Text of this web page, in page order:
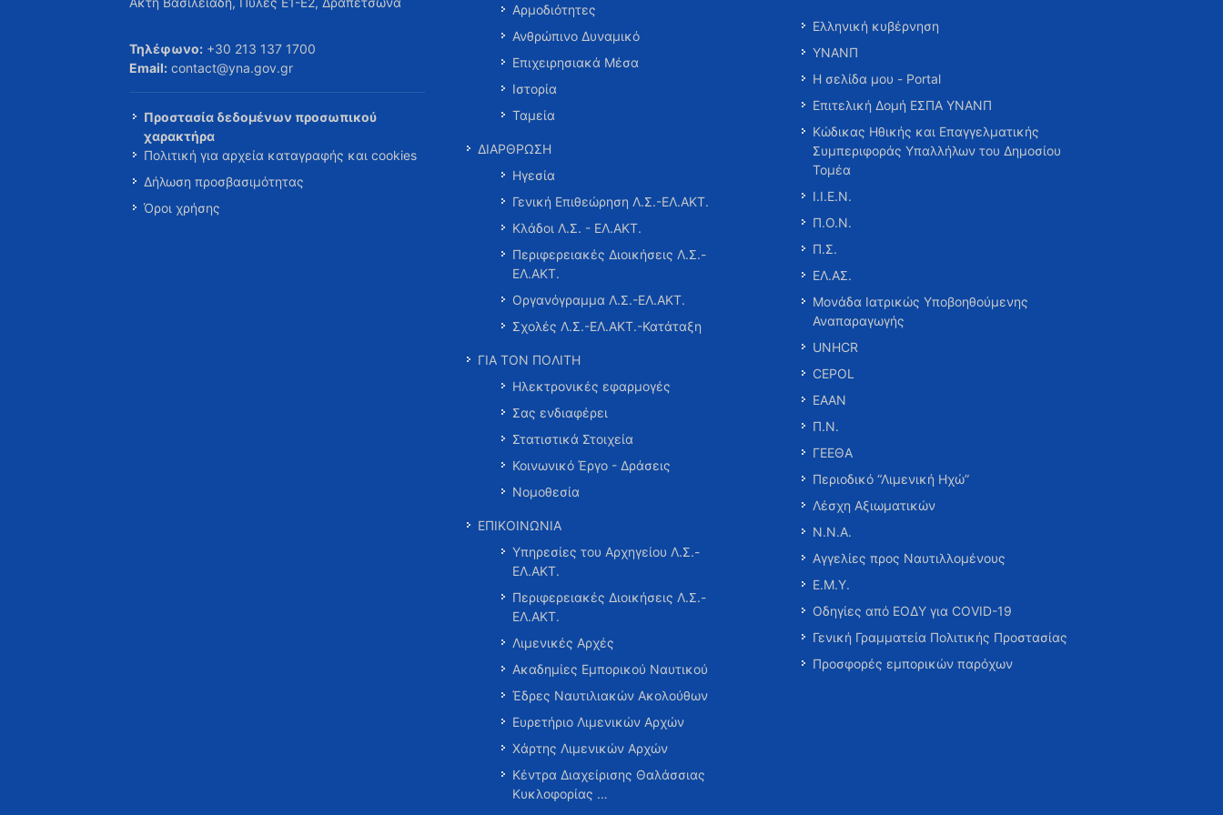
Τηλέφωνο: +30 213 137 1700
Email: contact@yna.gov.gr
Προστασία δεδομένων προσωπικού
χαρακτήρα
Πολιτική για αρχεία καταγραφής και cookies
Δήλωση προσβασιμότητας
Όροι χρήσης
Αρμοδιότητες
Ανθρώπινο Δυναμικό
Επιχειρησιακά Μέσα
Ιστορία
Ταμεία
ΔΙΑΡΘΡΩΣΗ
Ηγεσία
Γενική Επιθεώρηση Λ.Σ.-ΕΛ.ΑΚΤ.
Κλάδοι Λ.Σ. - ΕΛ.ΑΚΤ.
Περιφερειακές Διοικήσεις Λ.Σ.-
ΕΛ.ΑΚΤ.
Οργανόγραμμα Λ.Σ.-ΕΛ.ΑΚΤ.
Σχολές Λ.Σ.-ΕΛ.ΑΚΤ.-Κατάταξη
ΓΙΑ ΤΟΝ ΠΟΛΙΤΗ
Ηλεκτρονικές εφαρμογές
Σας ενδιαφέρει
Στατιστικά Στοιχεία
Κοινωνικό Έργο - Δράσεις
Νομοθεσία
ΕΠΙΚΟΙΝΩΝΙΑ
Υπηρεσίες του Αρχηγείου Λ.Σ.-
ΕΛ.ΑΚΤ.
Περιφερειακές Διοικήσεις Λ.Σ.-
ΕΛ.ΑΚΤ.
Λιμενικές Αρχές
Ακαδημίες Εμπορικού Ναυτικού
Έδρες Ναυτιλιακών Ακολούθων
Ευρετήριο Λιμενικών Αρχών
Χάρτης Λιμενικών Αρχών
Κέντρα Διαχείρισης Θαλάσσιας
Κυκλοφορίας …
Ελληνική κυβέρνηση
ΥΝΑΝΠ
Η σελίδα μου - Portal
Επιτελική Δομή ΕΣΠΑ ΥΝΑΝΠ
Κώδικας Ηθικής και Επαγγελματικής
Συμπεριφοράς Υπαλλήλων του Δημοσίου
Τομέα
Ι.Ι.Ε.Ν.
Π.Ο.Ν.
Π.Σ.
ΕΛ.ΑΣ.
Μονάδα Ιατρικώς Υποβοηθούμενης
Αναπαραγωγής
UNHCR
CEPOL
ΕΑΑΝ
Π.Ν.
ΓΕΕΘΑ
Περιοδικό “Λιμενική Ηχώ”
Λέσχη Αξιωματικών
Ν.Ν.Α.
Αγγελίες προς Ναυτιλλομένους
Ε.Μ.Υ.
Οδηγίες από ΕΟΔΥ για COVID-19
Γενική Γραμματεία Πολιτικής Προστασίας
Προσφορές εμπορικών παρόχων